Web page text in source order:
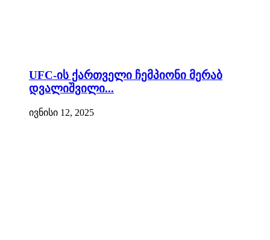
UFC-ის ქართველი ჩემპიონი მერაბ
დვალიშვილი...
ივნისი 12, 2025